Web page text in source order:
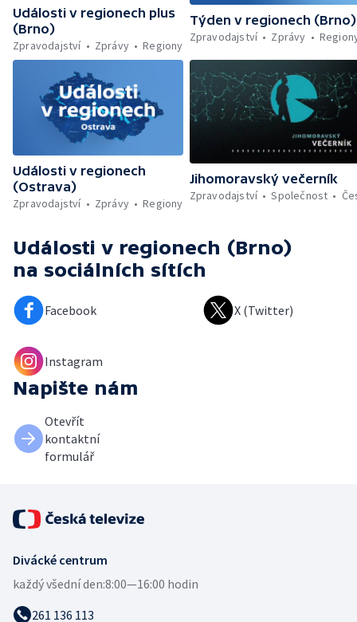
Události v regionech plus
(Brno)
Zpravodajství
Zprávy Regiony
Týden v regionech (Brno)
Zpravodajství
Zprávy
Události v regionech
(Ostrava)
Zpravodajství
Zprávy Regiony
Jihomoravský večerník
Zpravodajství
Společnost
Události v regionech (Brno)
na sociálních sítích
Facebook X (Twitter)
Instagram
Napište nám
Otevřít
kontaktní
formulář
Divácké centrum
každý všední den:8:00—16:00 hodin
261 136 113